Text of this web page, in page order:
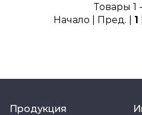
Товары 1
Начало | Пред. | 1
Продукция